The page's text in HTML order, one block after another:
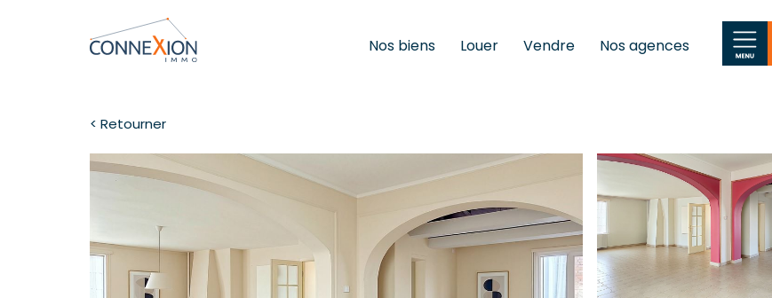
Nos biens Louer Vendre Nos agences
< Retourner